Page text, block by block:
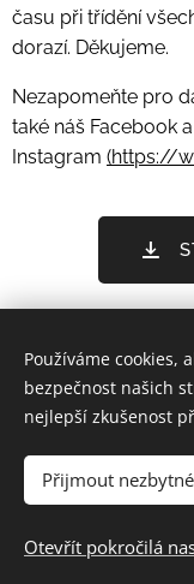
času při třídění
dorazí. Děkujeme.
Nezapomeňte pro
také náš Facebook a
Instagram (https://
Fotografování,
Ing.
Brandtova 3270/
Telefon:
Používáme cookies,
bezpečnost našich
nejlepší zkušenost
Přijmout nezbytné
Otevřít pokročilá